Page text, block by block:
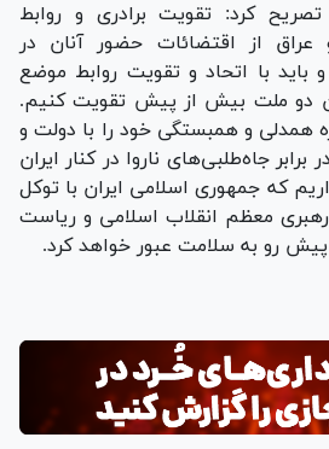
کرد: تقویت برادری و روابط
عراق از اقتضائات حضور آنان در
با اتحاد و تقویت روابط موضع
دو ملت بیش از پیش تقویت کنیم.
همدلی و همبستگی خود را با دولت و
برابر جاه‌طلبی‌های ناروا در کنار ایران
که جمهوری اسلامی ایران با توکل
رهبری معظم انقلاب اسلامی و ریاست
رو به سلامت عبور خواهد کرد.